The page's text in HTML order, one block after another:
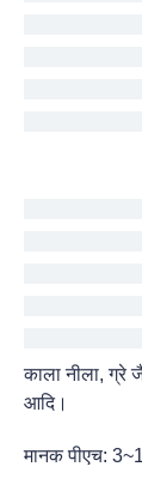
काला नीला, ग्रे
आदि।
मानक पीएच: